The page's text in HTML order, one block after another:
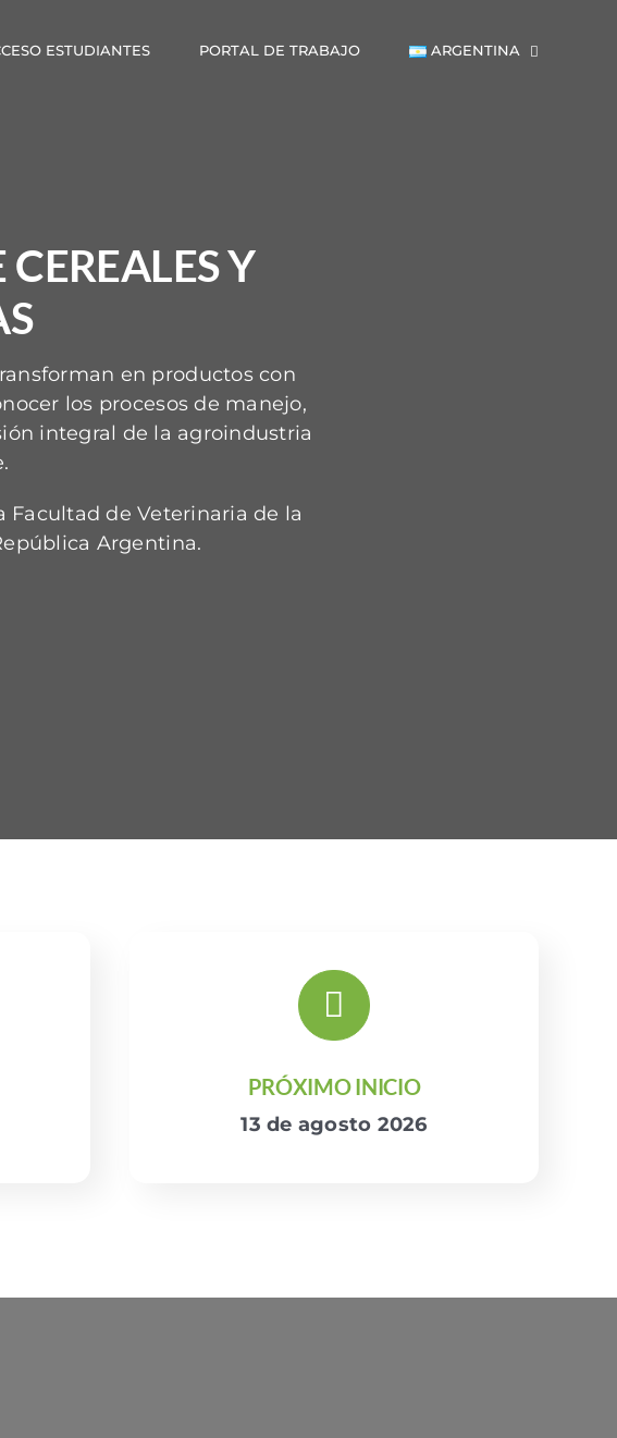
ESTUDIANTES PORTAL DE TRABAJO ARGENTINA
Y
en productos con
los procesos de manejo,
integral de la agroindustria
Facultad de Veterinaria de la
Argentina.
PRÓXIMO INICIO
13 de agosto 2026